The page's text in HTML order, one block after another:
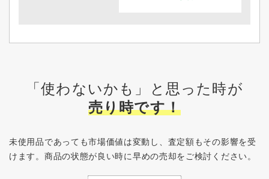
「使わないかも」と思った時が
売り時です！
未使用品であっても市場価値は変動し、査定額もその影響を受
けます。 商品の状態が良い時に早めの売却をご検討ください。